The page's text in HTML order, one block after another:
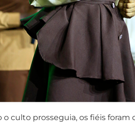
o culto prosseguia, os fiéis